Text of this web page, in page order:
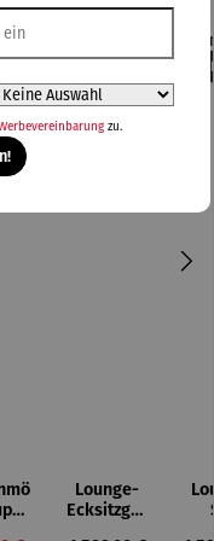
Rabatt
Lounge-
Ecksitzgru
zu.